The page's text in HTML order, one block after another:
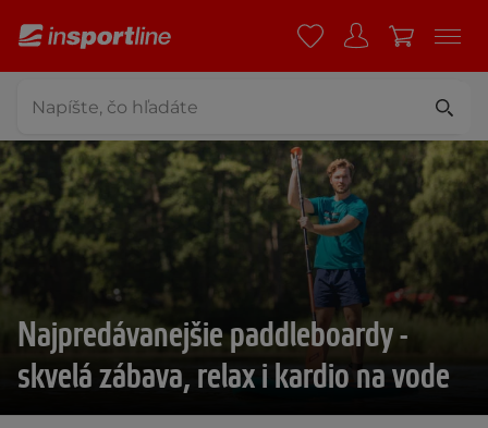
Najpredávanejšie paddleboardy -
skvelá zábava, relax i kardio na vode